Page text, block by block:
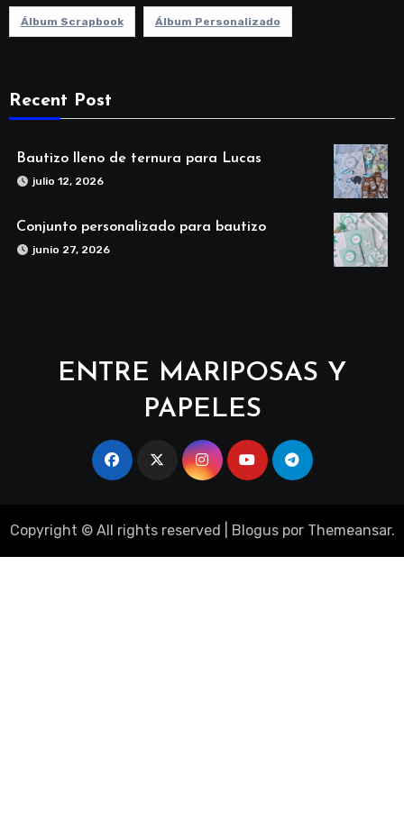
Álbum Scrapbook Álbum Personalizado
Recent Post
Bautizo lleno de ternura para Lucas
julio 12, 2026
Conjunto personalizado para bautizo
junio 27, 2026
ENTRE MARIPOSAS Y
PAPELES
Copyright © All rights reserved Bloguspor Themeansar.